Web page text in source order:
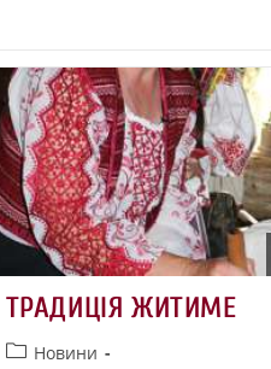
ТРАДИЦІЯ ЖИТИМЕ
Новини